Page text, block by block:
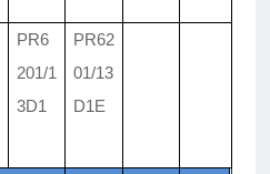
PR6
201/1
3D1
PR62
01/13
D1E